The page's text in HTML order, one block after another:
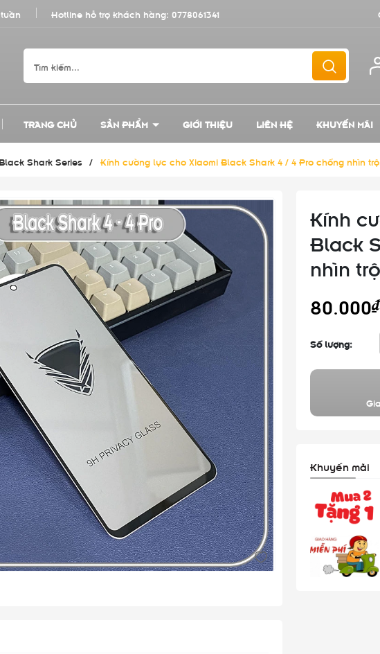
Hotline hỗ trợ khách hàng: 0778061341
TRANG CHỦ SẢN PHẨM GIỚI THIỆU LIÊN HỆ KHUYẾN MÃI
Shark Series / Kính cường lực cho Xiaomi Black Shark 4 / 4 Pro chống nhìn
Kính
Black
nhìn
80.000₫
Số lượng:
Khuyến mãi